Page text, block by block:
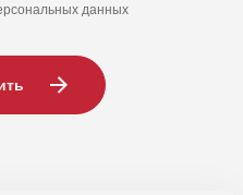
данных